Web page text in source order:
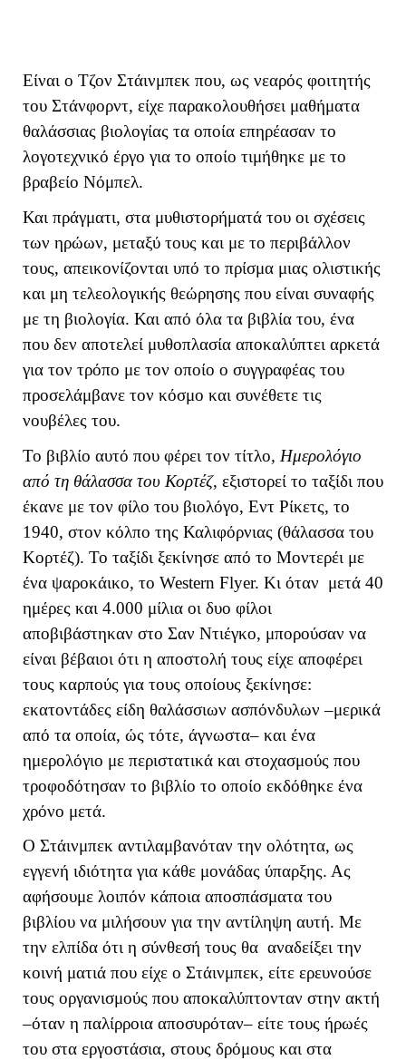
Είναι ο Τζον Στάινμπεκ που, ως νεαρός φοιτητής
του Στάνφορντ, είχε παρακολουθήσει μαθήματα
θαλάσσιας βιολογίας τα οποία επηρέασαν το
λογοτεχνικό έργο για το οποίο τιμήθηκε με το
βραβείο Νόμπελ.
Και πράγματι, στα μυθιστορήματά του οι σχέσεις
των ηρώων, μεταξύ τους και με το περιβάλλον
τους, απεικονίζονται υπό το πρίσμα μιας ολιστικής
και μη τελεολογικής θεώρησης που είναι συναφής
με τη βιολογία. Και από όλα τα βιβλία του, ένα
που δεν αποτελεί μυθοπλασία αποκαλύπτει αρκετά
για τον τρόπο με τον οποίο ο συγγραφέας του
προσελάμβανε τον κόσμο και συνέθετε τις
νουβέλες του.
Το βιβλίο αυτό που φέρει τον τίτλο, Ημερολόγιο
από τη θάλασσα του Κορτέζ, εξιστορεί το ταξίδι που
έκανε με τον φίλο του βιολόγο, Εντ Ρίκετς, το
1940, στον κόλπο της Καλιφόρνιας (θάλασσα του
Κορτέζ). Το ταξίδι ξεκίνησε από το Μοντερέι με
ένα ψαροκάικο, το Western Flyer. Κι όταν μετά 40
ημέρες και 4.000 μίλια οι δυο φίλοι
αποβιβάστηκαν στο Σαν Ντιέγκο, μπορούσαν να
είναι βέβαιοι ότι η αποστολή τους είχε αποφέρει
τους καρπούς για τους οποίους ξεκίνησε:
εκατοντάδες είδη θαλάσσιων ασπόνδυλων –μερικά
από τα οποία, ώς τότε, άγνωστα– και ένα
ημερολόγιο με περιστατικά και στοχασμούς που
τροφοδότησαν το βιβλίο το οποίο εκδόθηκε ένα
χρόνο μετά.
Ο Στάινμπεκ αντιλαμβανόταν την ολότητα, ως
εγγενή ιδιότητα για κάθε μονάδας ύπαρξης. Ας
αφήσουμε λοιπόν κάποια αποσπάσματα του
βιβλίου να μιλήσουν για την αντίληψη αυτή. Με
την ελπίδα ότι η σύνθεσή τους θα αναδείξει την
κοινή ματιά που είχε ο Στάινμπεκ, είτε ερευνούσε
τους οργανισμούς που αποκαλύπτονταν στην ακτή
–όταν η παλίρροια αποσυρόταν– είτε τους ήρωές
του στα εργοστάσια, στους δρόμους και στα